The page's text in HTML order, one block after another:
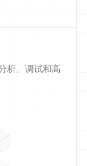
析、调试和高